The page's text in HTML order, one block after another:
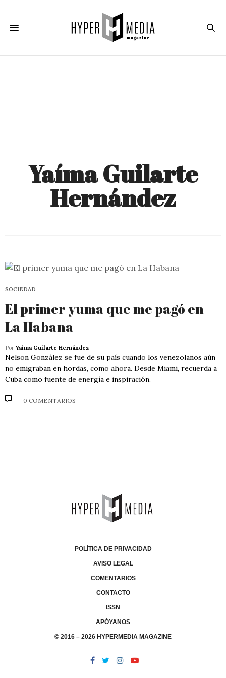
Yaíma Guilarte
Hernández
SOCIEDAD
El primer yuma que me pagó en
La Habana
Por Yaíma Guilarte Hernández
Nelson González se fue de su país cuando los venezolanos aún
no emigraban en hordas, como ahora. Desde Miami, recuerda a
Cuba como fuente de energía e inspiración.
0 COMENTARIOS
POLÍTICA DE PRIVACIDAD
AVISO LEGAL
COMENTARIOS
CONTACTO
ISSN
APÓYANOS
© 2016 – 2026 HYPERMEDIA MAGAZINE